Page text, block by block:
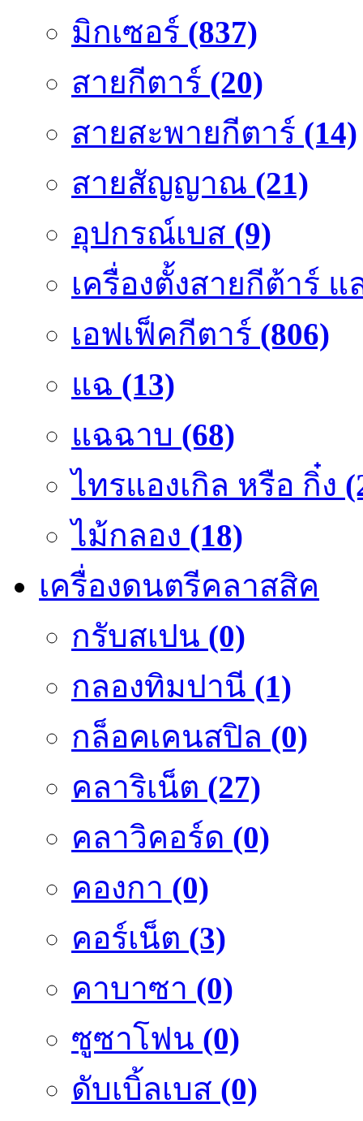
มิกเซอร์ (837)
สายกีตาร์ (20)
สายสะพายกีตาร์ (14)
สายสัญญาณ (21)
อุปกรณ์เบส (9)
เครื่องตั้งสายกีต้าร์ แ
เอฟเฟ็คกีตาร์ (806)
แฉ (13)
แฉฉาบ (68)
ไทรแองเกิล หรือ กิ๋ง
ไม้กลอง (18)
เครื่องดนตรีคลาสสิค
กรับสเปน (0)
กลองทิมปานี (1)
กล็อคเคนสปิล (0)
คลาริเน็ต (27)
คลาวิคอร์ด (0)
คองกา (0)
คอร์เน็ต (3)
คาบาซา (0)
ซูซาโฟน (0)
ดับเบิ้ลเบส (0)